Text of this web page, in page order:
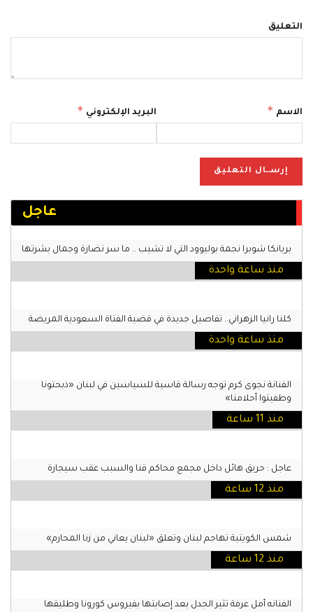
التعليق
الاسم * البريد الإلكتروني *
عاجل
بريانكا شوبرا نجمة بوليوود التي لا تشيب .. ما سر نضارة وجمال بشرتها
منذ ساعة واحدة
كلنا رانيا الزهراني.. تفاصيل جديدة في قضية الفتاة السعودية المريضة
منذ ساعة واحدة
الفنانة نجوى كرم توجه رسالة قاسية للسياسين في لبنان «ذبحتونا
وطفيتوا أحلامنا»
منذ 11 ساعة
عاجل : حريق هائل داخل مجمع محاكم قنا والسبب عقب سيجارة
منذ 12 ساعة
شمس الكويتية تهاجم لبنان وتعلق «لبنان يعاني من زنا المحارم»
منذ 12 ساعة
الفنانه أمل عرفة تثير الجدل بعد إصابتها بفيروس كورونا وطليقها